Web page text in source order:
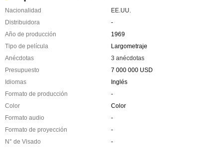
Nacionalidad
EE.UU.
Distribuidora
-
Año de producción
1969
Tipo de película
Largometraje
Anécdotas
3 anécdotas
Presupuesto
7 000 000 USD
Idiomas
Inglés
Formato de producción
-
Color
Color
Formato audio
-
Formato de proyección
-
N° de Visado
-